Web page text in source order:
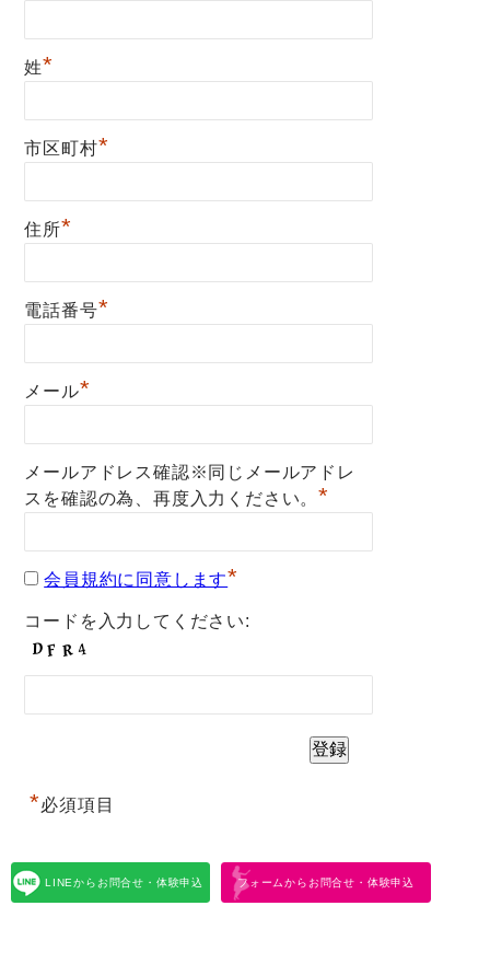
姓*
市区町村*
住所*
電話番号*
メール*
メールアドレス確認※同じメールアドレ
スを確認の為、再度入力ください。*
会員規約に同意します*
コードを入力してください:
*必須項目
LINEからお問合せ・体験申込 フォームからお問合せ・体験申込